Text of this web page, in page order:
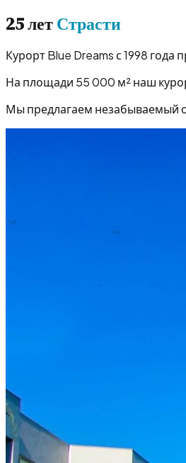
25 летСтрасти
Курорт Blue Dreams с 1998 года
На площади 55 000 м² наш
Мы предлагаем незабываемый